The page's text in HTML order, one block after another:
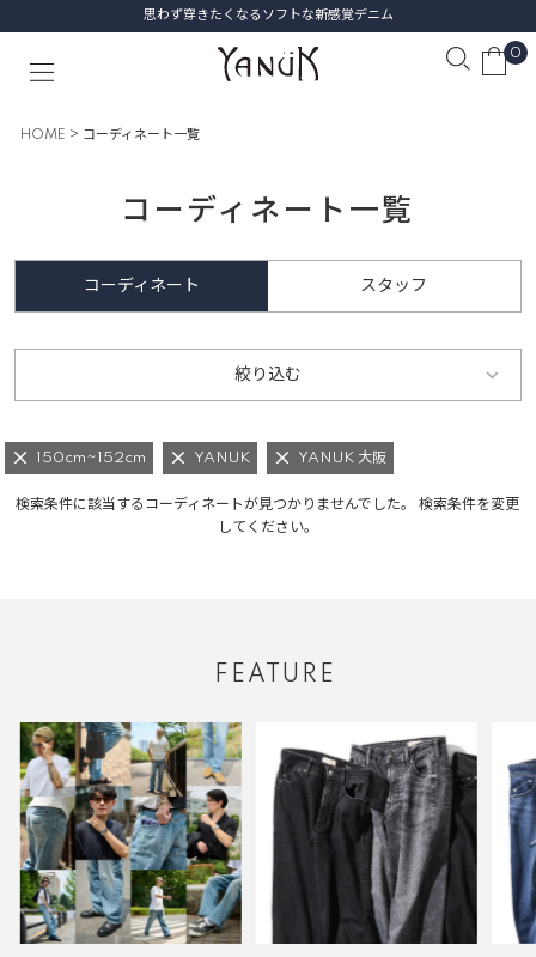
思わず穿きたくなるソフトな新感覚デニム
0
HOME コーディネート一覧
コーディネート一覧
コーディネート スタッフ
絞り込む
150cm~152cm YANUK YANUK 大阪
検索条件に該当するコーディネートが見つかりませんでした。 検索条件を変更
してください。
FEATURE